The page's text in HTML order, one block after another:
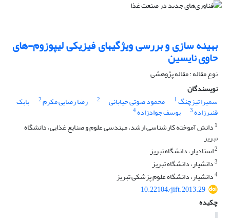
بهینه سازی و بررسی ویژگیهای فیزیکی لیپوزوم-های
حاوی نایسین
نوع مقاله : مقاله پژوهشی
نویسندگان
سمیرا تیزچنگ1 محمود صوتی خیابانی 2 رضا رضایی مکرم2 بابک
قنبرزاده3 یوسف جوادزاده4
1 دانش آموخته کارشناسی ارشد، مهندسی علوم و صنایع غذایی، دانشگاه
تبریز
2استادیار، دانشگاه تبریز
3دانشیار، دانشگاه تبریز
4دانشیار، دانشگاه علوم پزشکی تبریز
10.22104/jift.2013.29
چکیده